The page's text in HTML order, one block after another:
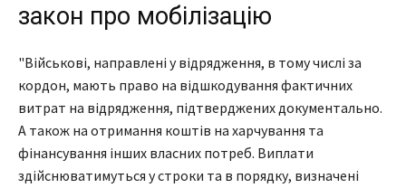
закон про мобілізацію
"Військові, направлені у відрядження, в тому числі за
кордон, мають право на відшкодування фактичних
витрат на відрядження, підтверджених документально.
А також на отримання коштів на харчування та
фінансування інших власних потреб. Виплати
здійснюватимуться у строки та в порядку, визначені